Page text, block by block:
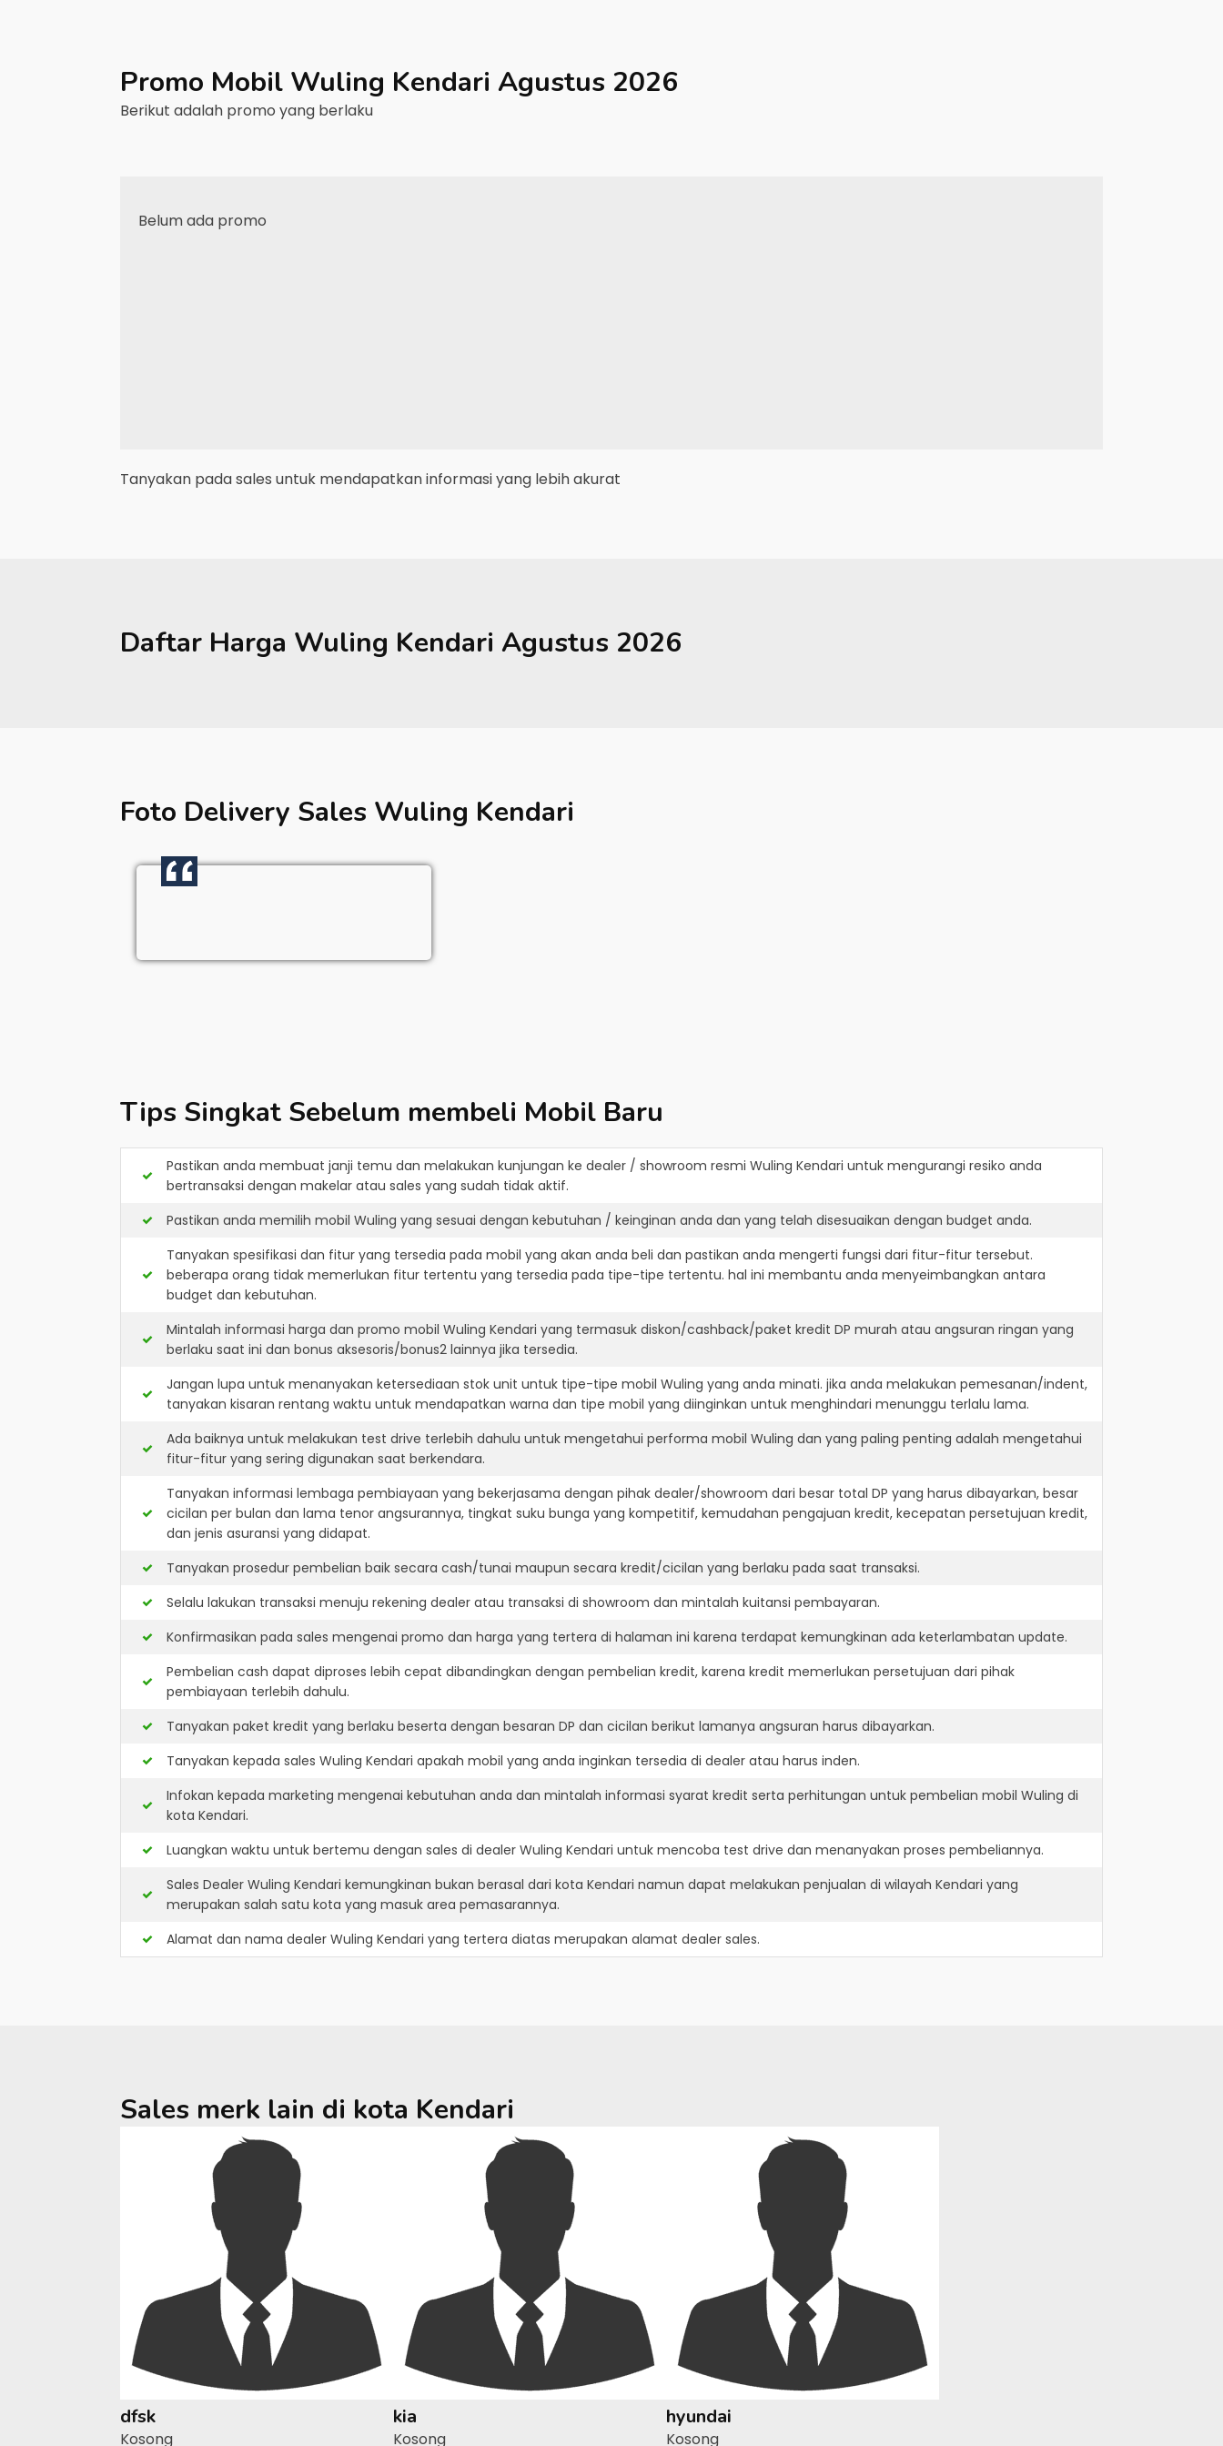
Promo Mobil Wuling Kendari Agustus 2026
Berikut adalah promo yang berlaku
Belum ada promo
Tanyakan pada sales untuk mendapatkan informasi yang lebih akurat
Daftar Harga Wuling Kendari Agustus 2026
Foto Delivery Sales Wuling Kendari
Tips Singkat Sebelum membeli Mobil Baru
Pastikan anda membuat janji temu dan melakukan kunjungan ke dealer / showroom resmi Wuling Kendari untuk mengurangi resiko anda
bertransaksi dengan makelar atau sales yang sudah tidak aktif.
Pastikan anda memilih mobil Wuling yang sesuai dengan kebutuhan / keinginan anda dan yang telah disesuaikan dengan budget anda.
Tanyakan spesifikasi dan fitur yang tersedia pada mobil yang akan anda beli dan pastikan anda mengerti fungsi dari fitur-fitur tersebut.
beberapa orang tidak memerlukan fitur tertentu yang tersedia pada tipe-tipe tertentu. hal ini membantu anda menyeimbangkan antara
budget dan kebutuhan.
Mintalah informasi harga dan promo mobil Wuling Kendari yang termasuk diskon/cashback/paket kredit DP murah atau angsuran ringan yang
berlaku saat ini dan bonus aksesoris/bonus2 lainnya jika tersedia.
Jangan lupa untuk menanyakan ketersediaan stok unit untuk tipe-tipe mobil Wuling yang anda minati. jika anda melakukan pemesanan/indent,
tanyakan kisaran rentang waktu untuk mendapatkan warna dan tipe mobil yang diinginkan untuk menghindari menunggu terlalu lama.
Ada baiknya untuk melakukan test drive terlebih dahulu untuk mengetahui performa mobil Wuling dan yang paling penting adalah mengetahui
fitur-fitur yang sering digunakan saat berkendara.
Tanyakan informasi lembaga pembiayaan yang bekerjasama dengan pihak dealer/showroom dari besar total DP yang harus dibayarkan, besar
cicilan per bulan dan lama tenor angsurannya, tingkat suku bunga yang kompetitif, kemudahan pengajuan kredit, kecepatan persetujuan kredit,
dan jenis asuransi yang didapat.
Tanyakan prosedur pembelian baik secara cash/tunai maupun secara kredit/cicilan yang berlaku pada saat transaksi.
Selalu lakukan transaksi menuju rekening dealer atau transaksi di showroom dan mintalah kuitansi pembayaran.
Konfirmasikan pada sales mengenai promo dan harga yang tertera di halaman ini karena terdapat kemungkinan ada keterlambatan update.
Pembelian cash dapat diproses lebih cepat dibandingkan dengan pembelian kredit, karena kredit memerlukan persetujuan dari pihak
pembiayaan terlebih dahulu.
Tanyakan paket kredit yang berlaku beserta dengan besaran DP dan cicilan berikut lamanya angsuran harus dibayarkan.
Tanyakan kepada sales Wuling Kendari apakah mobil yang anda inginkan tersedia di dealer atau harus inden.
Infokan kepada marketing mengenai kebutuhan anda dan mintalah informasi syarat kredit serta perhitungan untuk pembelian mobil Wuling di
kota Kendari.
Luangkan waktu untuk bertemu dengan sales di dealer Wuling Kendari untuk mencoba test drive dan menanyakan proses pembeliannya.
Sales Dealer Wuling Kendari kemungkinan bukan berasal dari kota Kendari namun dapat melakukan penjualan di wilayah Kendari yang
merupakan salah satu kota yang masuk area pemasarannya.
Alamat dan nama dealer Wuling Kendari yang tertera diatas merupakan alamat dealer sales.
Sales merk lain di kota Kendari
dfsk
Kosong
kia
Kosong
hyundai
Kosong